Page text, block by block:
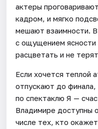
актеры
кадром, и мягко
мешают взаимности.
с ощущением ясности
расцветать и не
Если хочется теплой
отпускают до
по спектаклю Я —
Владимире доступны
числе тех, кто